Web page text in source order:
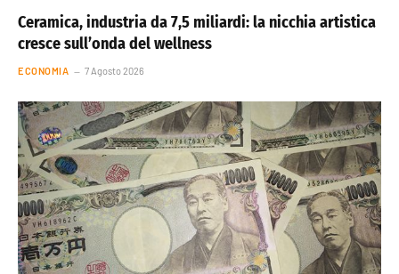
Ceramica, industria da 7,5 miliardi: la nicchia artistica
cresce sull’onda del wellness
ECONOMIA 7 Agosto 2026